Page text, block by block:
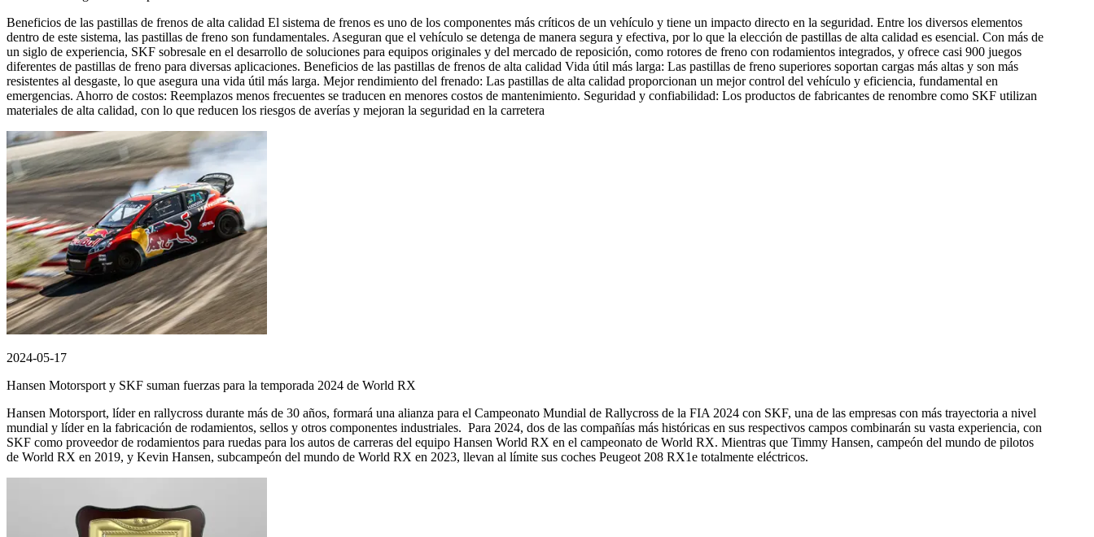
Beneficios de las pastillas de frenos de alta calidad El sistema de frenos es uno de los componentes más críticos de un vehículo y tiene un impacto directo en la seguridad. Entre los diversos elementos
dentro de este sistema, las pastillas de freno son fundamentales. Aseguran que el vehículo se detenga de manera segura y efectiva, por lo que la elección de pastillas de alta calidad es esencial. Con más de
un siglo de experiencia, SKF sobresale en el desarrollo de soluciones para equipos originales y del mercado de reposición, como rotores de freno con rodamientos integrados, y ofrece casi 900 juegos
diferentes de pastillas de freno para diversas aplicaciones. Beneficios de las pastillas de frenos de alta calidad Vida útil más larga: Las pastillas de freno superiores soportan cargas más altas y son más
resistentes al desgaste, lo que asegura una vida útil más larga. Mejor rendimiento del frenado: Las pastillas de alta calidad proporcionan un mejor control del vehículo y eficiencia, fundamental en
emergencias. Ahorro de costos: Reemplazos menos frecuentes se traducen en menores costos de mantenimiento. Seguridad y confiabilidad: Los productos de fabricantes de renombre como SKF utilizan
materiales de alta calidad, con lo que reducen los riesgos de averías y mejoran la seguridad en la carretera
2024-05-17
Hansen Motorsport y SKF suman fuerzas para la temporada 2024 de World RX
Hansen Motorsport, líder en rallycross durante más de 30 años, formará una alianza para el Campeonato Mundial de Rallycross de la FIA 2024 con SKF, una de las empresas con más trayectoria a nivel
mundial y líder en la fabricación de rodamientos, sellos y otros componentes industriales. Para 2024, dos de las compañías más históricas en sus respectivos campos combinarán su vasta experiencia, con
SKF como proveedor de rodamientos para ruedas para los autos de carreras del equipo Hansen World RX en el campeonato de World RX. Mientras que Timmy Hansen, campeón del mundo de pilotos
de World RX en 2019, y Kevin Hansen, subcampeón del mundo de World RX en 2023, llevan al límite sus coches Peugeot 208 RX1e totalmente eléctricos.